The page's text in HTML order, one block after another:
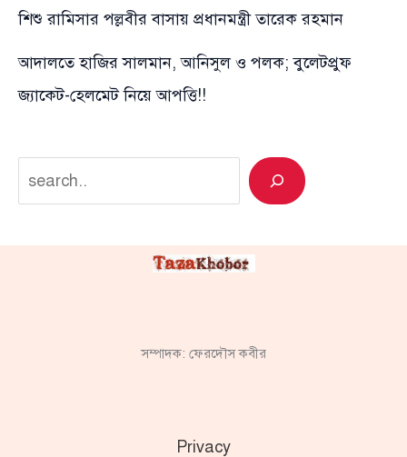
শিশু রামিসার পল্লবীর বাসায় প্রধানমন্ত্রী তারেক রহমান
আদালতে হাজির সালমান, আনিসুল ও পলক; বুলেটপ্রুফ
জ্যাকেট-হেলমেট নিয়ে আপত্তি!!
Search
সম্পাদক: ফেরদৌস কবীর
Privacy